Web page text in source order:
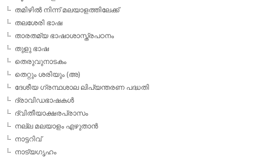
തമിഴില്‍ നിന്ന് മലയാളത്തിലേക്ക്
തലശേരി ഭാഷ
താരതമ്യ ഭാഷാശാസ്ത്രപഠനം
തുളു ഭാഷ
തെരുവുനാടകം
തെറ്റും ശരിയും (അ)
ദേശീയ ഗ്രന്ഥശാല ലിപ്യന്തരണ പദ്ധതി
ദ്രാവിഡഭാഷകള്‍
ദ്വിതീയാക്ഷരപ്രാസം
നല്ല മലയാളം എഴുതാന്‍
നാട്ടറിവ്
നാട്യഗൃഹം